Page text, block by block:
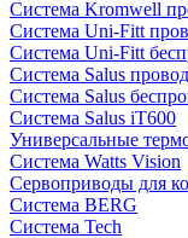
Система Kromwell
Система Uni-Fitt
Система Uni-Fitt
Система Salus
Система Salus
Система Salus iT600
Универсальные
Система Watts Vision
Сервоприводы для
Система BERG
Система Tech